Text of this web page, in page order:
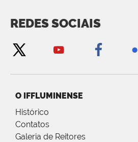
REDES SOCIAIS
O IFFLUMINENSE
Histórico
Contatos
Galeria de Reitores